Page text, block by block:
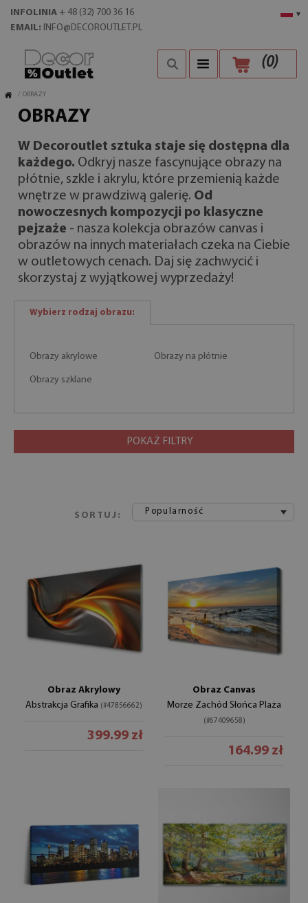
▾
INFOLINIA + 48 (32) 700 36 16
EMAIL: INFO@DECOROUTLET.PL
(0)
/ OBRAZY
OBRAZY
W Decoroutlet sztuka staje się dostępna dla
każdego. Odkryj nasze fascynujące obrazy na
płótnie, szkle i akrylu, które przemienią każde
wnętrze w prawdziwą galerię. Od
nowoczesnych kompozycji po klasyczne
pejzaże - nasza kolekcja obrazów canvas i
obrazów na innych materiałach czeka na Ciebie
w outletowych cenach. Daj się zachwycić i
skorzystaj z wyjątkowej wyprzedaży!
Wybierz rodzaj obrazu:
Obrazy akrylowe Obrazy na płótnie
Obrazy szklane
POKAŻ FILTRY
SORTUJ: Popularność
Obraz Akrylowy
Abstrakcja Grafika (#47856662)
399.99 zł
Obraz Canvas
Morze Zachód Słońca Plaża
(#67409658)
164.99 zł